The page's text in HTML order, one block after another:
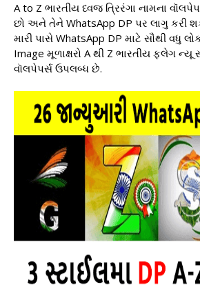
A to Z ભારતીય ધ્વજ ત્રિરંગા નામના
છો અને તેને WhatsApp DP પર લાગુ કરી
મારી પાસે WhatsApp DP માટે સૌથી વધુ
Image મૂળાક્ષરો A થી Z ભારતીય ફ્લેગ ન્યૂ
વૉલપેપર્સ ઉપલબ્ધ છે.